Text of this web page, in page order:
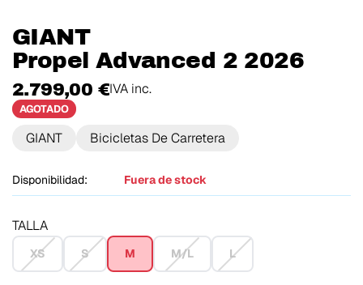
GIANT
Propel Advanced 2 2026
2.799,00 €IVA inc.
AGOTADO
GIANT Bicicletas De Carretera
Disponibilidad: Fuera de stock
TALLA
XS S M M/L L